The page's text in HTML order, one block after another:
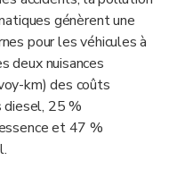
génèrent une
pour les véhicules à
deux nuisances
km) des coûts
diesel, 25 %
et 47 %